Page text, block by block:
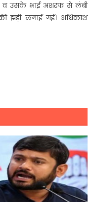
व उसके भाई अशरफ से लंबी
झड़ी लगाई गई। अधिकांश